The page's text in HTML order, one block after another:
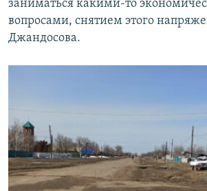
заниматься какими-то
вопросами, снятием этого
Джандосова.